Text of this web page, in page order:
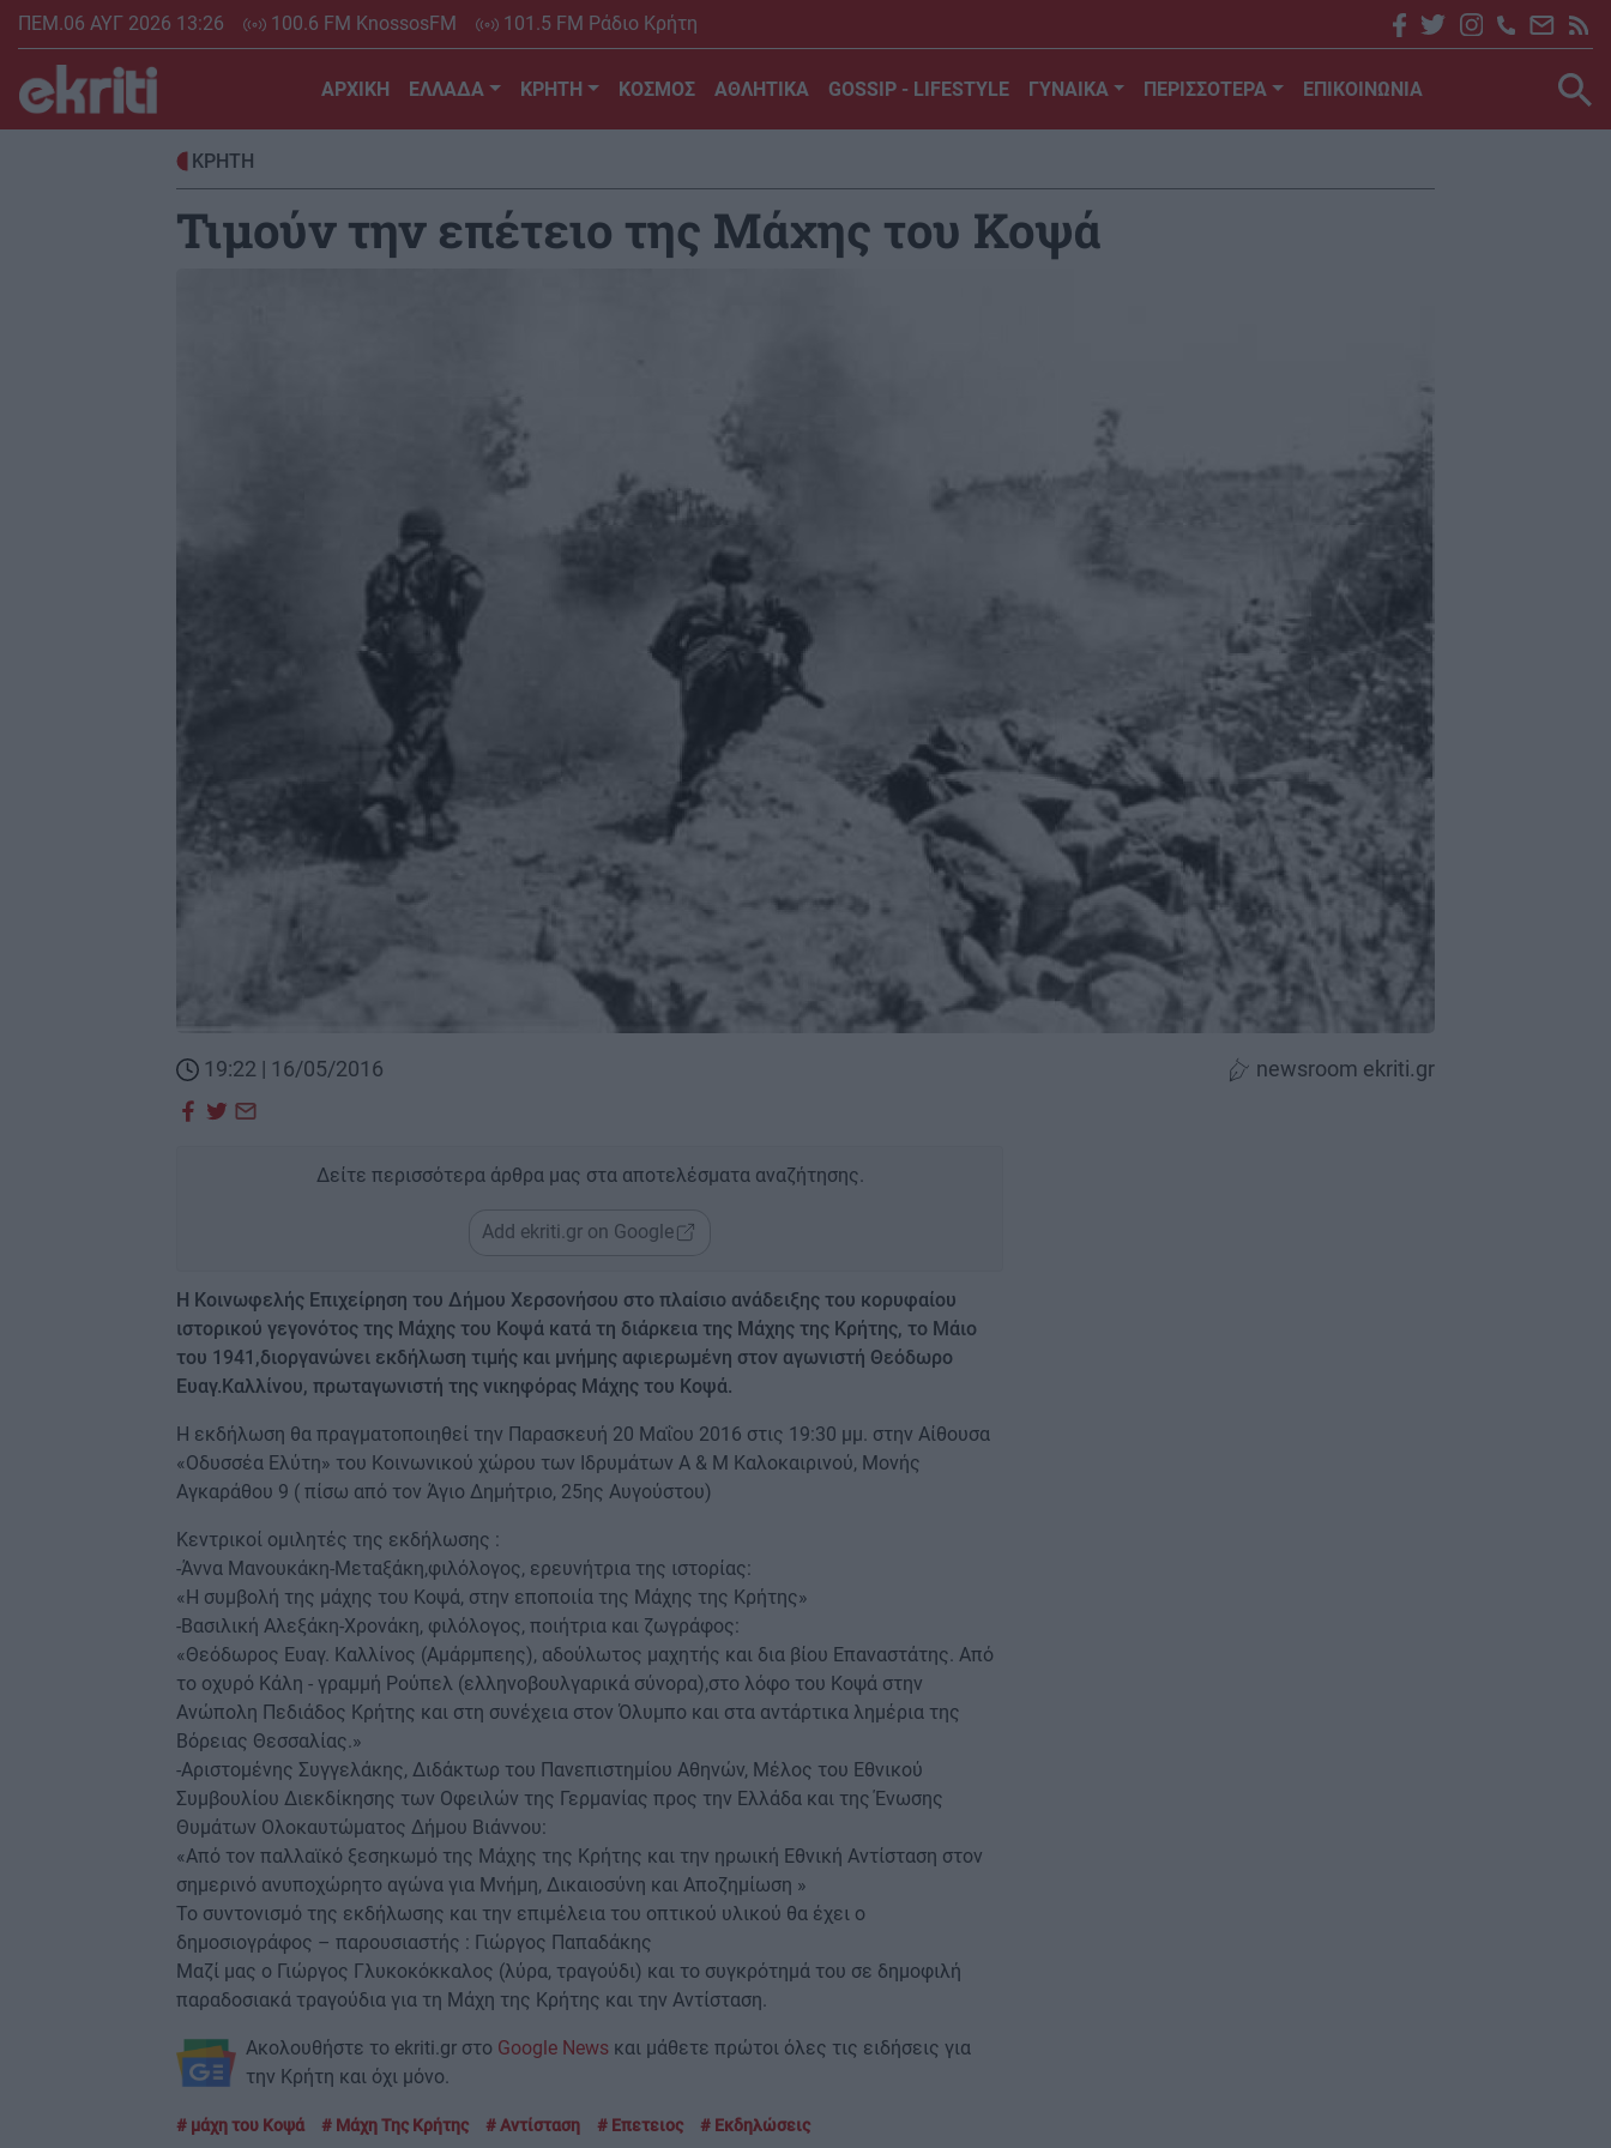
Skip
content
ΠΕΜ.06 ΑΥΓ 2026 13:26 100.6 FM KnossosFM 101.5 FM Ράδιο Κρήτη
ΑΡΧΙΚΗ ΕΛΛΑΔΑ ΚΡΗΤΗ ΚΟΣΜΟΣ ΑΘΛΗΤΙΚΑ GOSSIP - LIFESTYLE ΓΥΝΑΙΚΑ ΠΕΡΙΣΣΟΤΕΡΑ ΕΠΙΚΟΙΝΩΝΙΑ
ΚΡΗΤΗ
Τιμούν την επέτειο της Μάχης του Κοψά
19:22 | 16/05/2016 newsroom ekriti.gr
Δείτε περισσότερα άρθρα μας στα αποτελέσματα αναζήτησης.
Add ekriti.gr on Google
Η Κοινωφελής Επιχείρηση του Δήμου Χερσονήσου στο πλαίσιο ανάδειξης του κορυφαίου
ιστορικού γεγονότος της Μάχης του Κοψά κατά τη διάρκεια της Μάχης της Κρήτης, το Μάιο
του 1941,διοργανώνει εκδήλωση τιμής και μνήμης αφιερωμένη στον αγωνιστή Θεόδωρο
Ευαγ.Καλλίνου, πρωταγωνιστή της νικηφόρας Μάχης του Κοψά.
Η εκδήλωση θα πραγματοποιηθεί την Παρασκευή 20 Μαΐου 2016 στις 19:30 μμ. στην Αίθουσα
«Οδυσσέα Ελύτη» του Κοινωνικού χώρου των Ιδρυμάτων Α & Μ Καλοκαιρινού, Μονής
Αγκαράθου 9 ( πίσω από τον Άγιο Δημήτριο, 25ης Αυγούστου)
Κεντρικοί ομιλητές της εκδήλωσης :
-Άννα Μανουκάκη-Μεταξάκη,φιλόλογος, ερευνήτρια της ιστορίας:
«Η συμβολή της μάχης του Κοψά, στην εποποιία της Μάχης της Κρήτης»
-Βασιλική Αλεξάκη-Χρονάκη, φιλόλογος, ποιήτρια και ζωγράφος:
«Θεόδωρος Ευαγ. Καλλίνος (Αμάρμπεης), αδούλωτος μαχητής και δια βίου Επαναστάτης. Από
το οχυρό Κάλη - γραμμή Ρούπελ (ελληνοβουλγαρικά σύνορα),στο λόφο του Κοψά στην
Ανώπολη Πεδιάδος Κρήτης και στη συνέχεια στον Όλυμπο και στα αντάρτικα λημέρια της
Βόρειας Θεσσαλίας.»
-Αριστομένης Συγγελάκης, Διδάκτωρ του Πανεπιστημίου Αθηνών, Μέλος του Εθνικού
Συμβουλίου Διεκδίκησης των Οφειλών της Γερμανίας προς την Ελλάδα και της Ένωσης
Θυμάτων Ολοκαυτώματος Δήμου Βιάννου:
«Από τον παλλαϊκό ξεσηκωμό της Μάχης της Κρήτης και την ηρωική Εθνική Αντίσταση στον
σημερινό ανυποχώρητο αγώνα για Μνήμη, Δικαιοσύνη και Αποζημίωση »
Το συντονισμό της εκδήλωσης και την επιμέλεια του οπτικού υλικού θα έχει ο
δημοσιογράφος – παρουσιαστής : Γιώργος Παπαδάκης
Μαζί μας ο Γιώργος Γλυκοκόκκαλος (λύρα, τραγούδι) και το συγκρότημά του σε δημοφιλή
παραδοσιακά τραγούδια για τη Μάχη της Κρήτης και την Αντίσταση.
Ακολουθήστε το ekriti.gr στο Google News και μάθετε πρώτοι όλες τις ειδήσεις για
την Κρήτη και όχι μόνο.
μάχη του Κοψά Μάχη Της Κρήτης Αντίσταση Επετειος Εκδηλώσεις